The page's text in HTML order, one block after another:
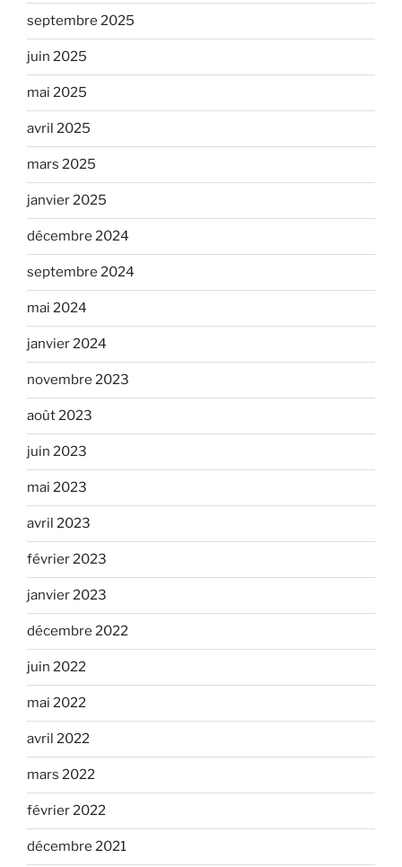
septembre 2025
juin 2025
mai 2025
avril 2025
mars 2025
janvier 2025
décembre 2024
septembre 2024
mai 2024
janvier 2024
novembre 2023
août 2023
juin 2023
mai 2023
avril 2023
février 2023
janvier 2023
décembre 2022
juin 2022
mai 2022
avril 2022
mars 2022
février 2022
décembre 2021